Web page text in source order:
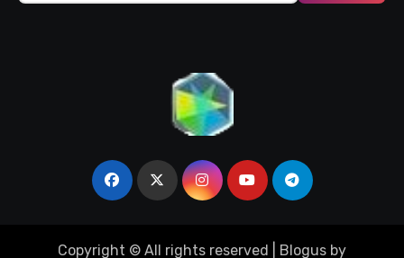
Copyright © All rights reserved Blogus by